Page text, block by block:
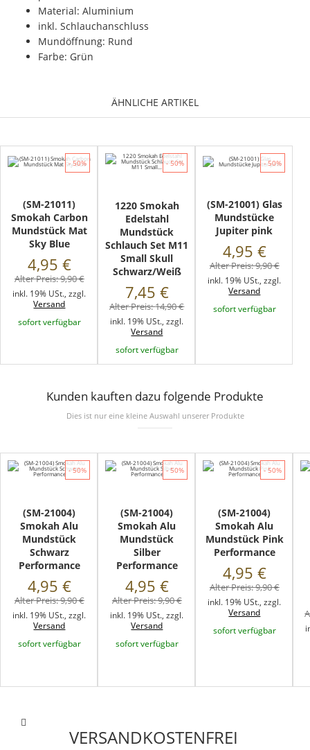
Material: Aluminium
inkl. Schlauchanschluss
Mundöffnung: Rund
Farbe: Grün
ÄHNLICHE ARTIKEL
(SM-21011)
Smokah Carbon
Mundstück Mat
Sky Blue
4,95 €
Alter Preis:9,90 €
inkl. 19% USt., zzgl.
Versand
sofort verfügbar
- 50%
1220 Smokah
Edelstahl
Mundstück
Schlauch Set M11
Small Skull
Schwarz/Weiß
7,45 €
Alter Preis:14,90 €
inkl. 19% USt., zzgl.
Versand
sofort verfügbar
- 50%
(SM-21001) Glas
Mundstücke
Jupiter pink
4,95 €
Alter Preis:9,90 €
inkl. 19% USt., zzgl.
Versand
sofort verfügbar
- 50%
Kunden kauften dazu folgende Produkte
Dies ist nur eine kleine Auswahl unserer Produkte
(SM-21004)
Smokah Alu
Mundstück
Schwarz
Performance
4,95 €
Alter Preis:9,90 €
inkl. 19% USt., zzgl.
Versand
sofort verfügbar
- 50%
(SM-21004)
Smokah Alu
Mundstück
Silber
Performance
4,95 €
Alter Preis:9,90 €
inkl. 19% USt., zzgl.
Versand
sofort verfügbar
- 50%
(SM-21004)
Smokah Alu
Mundstück Pink
Performance
4,95 €
Alter Preis:9,90 €
inkl. 19% USt., zzgl.
Versand
sofort verfügbar
- 50%
VERSANDKOSTENFREI